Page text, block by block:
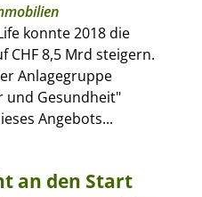
konnte 2018 die
CHF 8,5 Mrd steigern.
Anlagegruppe
und Gesundheit"
Angebots...
an den Start